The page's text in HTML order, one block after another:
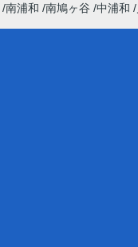
南浦和 南鳩ヶ谷 中浦和